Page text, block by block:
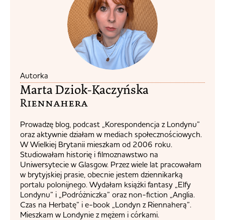
Autorka
Marta Dziok-Kaczyńska
Riennahera​
Prowadzę blog, podcast „Korespondencja z Londynu”
oraz aktywnie działam w mediach społecznościowych.
W Wielkiej Brytanii mieszkam od 2006 roku.
Studiowałam historię i filmoznawstwo na
Uniwersytecie w Glasgow. Przez wiele lat pracowałam
w brytyjskiej prasie, obecnie jestem dziennikarką
portalu polonijnego. Wydałam książki fantasy „Elfy
Londynu” i „Podróżniczka” oraz non-fiction „Anglia.
Czas na Herbatę” i e-book „Londyn z Riennaherą”.
Mieszkam w Londynie z mężem i córkami.